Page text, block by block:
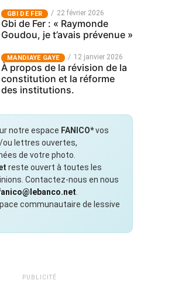
GBI DE FER 22 février 2026
Gbi de Fer : « Raymonde
Goudou, je t’avais prévenue »
MANDIAYE GAYE 12 janvier 2026
À propos de la révision de la
constitution et la réforme
des institutions.
notre espace FANICO*vos
ou lettres ouvertes,
de votre photo.
reste ouvert à toutes les
Contactez-nous en nous
communautaire de lessive
PUBLICITÉ